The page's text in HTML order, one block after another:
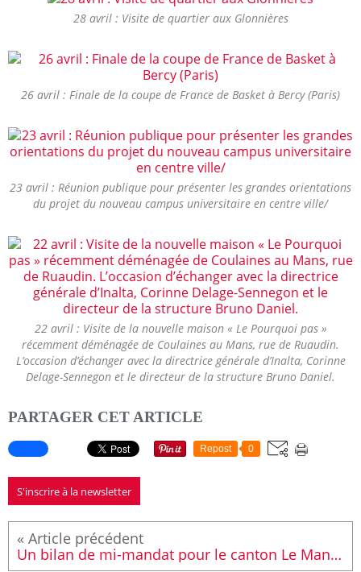
28 avril : Visite de quartier aux Glonnières
26 avril : Finale de la coupe de France de Basket à Bercy (Paris)
23 avril : Réunion publique pour présenter les grandes orientations
du projet du nouveau campus universitaire en centre ville/
22 avril : Visite de la nouvelle maison « Le Pourquoi pas »
récemment déménagée de Coulaines au Mans, rue de Ruaudin.
L’occasion d’échanger avec la directrice générale d’Inalta, Corinne
Delage-Sennegon et le directeur de la structure Bruno Daniel.
PARTAGER CET ARTICLE
Repost 0
S'inscrire à la newsletter
Un bilan de mi-mandat pour le canton Le Mans Sud - Arnage